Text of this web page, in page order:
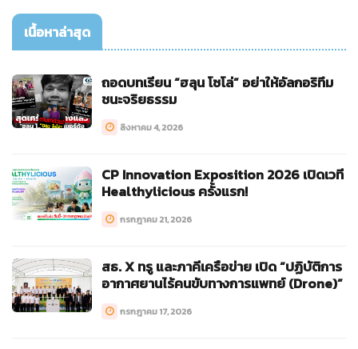
เนื้อหาล่าสุด
ถอดบทเรียน “ฮลุน โซโล่” อย่าให้อัลกอริทึม
ชนะจริยธรรม
สิงหาคม 4, 2026
CP Innovation Exposition 2026 เปิดเวที
Healthylicious ครั้งแรก!
กรกฎาคม 21, 2026
สธ. X ทรู และภาคีเครือข่าย เปิด “ปฏิบัติการ
อากาศยานไร้คนขับทางการแพทย์ (Drone)”
กรกฎาคม 17, 2026